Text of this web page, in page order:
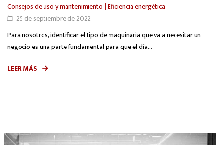
Consejos de uso y mantenimiento |Eficiencia energética
25 de septiembre de 2022
Para nosotros, identificar el tipo de maquinaria que va a necesitar un
negocio es una parte fundamental para que el día...
LEER MÁS